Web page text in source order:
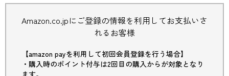
Amazon.co.jpにご登録の情報を利用してお支払いさ
れるお客様
【amazon payを利用して初回会員登録を行う場合】
・購入時のポイント付与は2回目の購入からが対象となり
ます。